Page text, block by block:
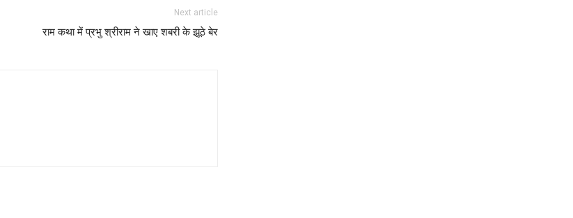
Next article
राम कथा में प्रभु श्रीराम ने खाए शबरी के झूठे बेर